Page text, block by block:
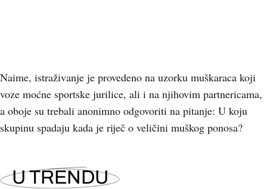
Naime, istraživanje je provedeno na uzorku muškaraca koji
voze moćne sportske jurilice, ali i na njihovim partnericama,
a oboje su trebali anonimno odgovoriti na pitanje: U koju
skupinu spadaju kada je riječ o veličini muškog ponosa?
U TRENDU